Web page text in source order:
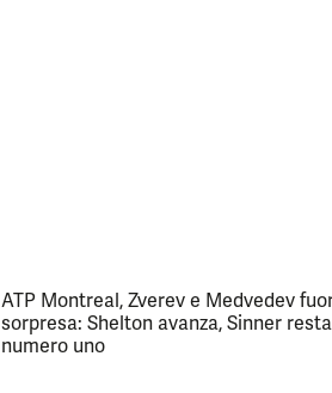
ATP Montreal, Zverev e Medvedev
sorpresa: Shelton avanza, Sinner resta
numero uno